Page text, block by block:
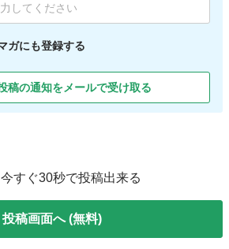
ガにも登録する
稿の通知をメールで受け取る
すぐ30秒で投稿出来る
投稿画面へ (無料)